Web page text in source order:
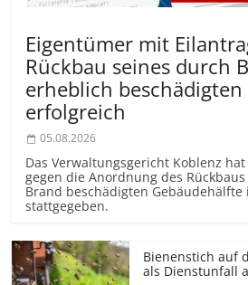
Eigentümer mit
Rückbau seines durch
erheblich beschädigten
erfolgreich
05.08.2026
Das Verwaltungsgericht Koblenz
gegen die Anordnung des
Brand beschädigten Gebäudehälfte
stattgegeben.
Bienenstich auf
als Dienstunfall